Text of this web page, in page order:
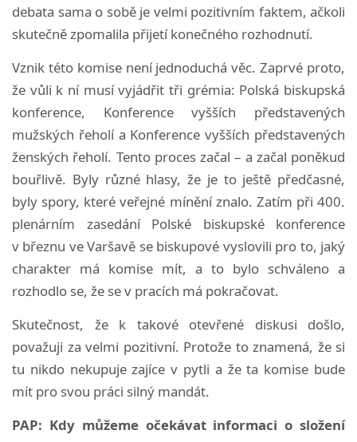
debata sama o sobě je velmi pozitivním faktem, ačkoli
skutečně zpomalila přijetí konečného rozhodnutí.
Vznik této komise není jednoduchá věc. Zaprvé proto,
že vůli k ní musí vyjádřit tři grémia: Polská biskupská
konference, Konference vyšších představených
mužských řeholí a Konference vyšších představených
ženských řeholí. Tento proces začal – a začal poněkud
bouřlivě. Byly různé hlasy, že je to ještě předčasné,
byly spory, které veřejné mínění znalo. Zatím při 400.
plenárním zasedání Polské biskupské konference
v březnu ve Varšavě se biskupové vyslovili pro to, jaký
charakter má komise mít, a to bylo schváleno a
rozhodlo se, že se v pracích má pokračovat.
Skutečnost, že k takové otevřené diskusi došlo,
považuji za velmi pozitivní. Protože to znamená, že si
tu nikdo nekupuje zajíce v pytli a že ta komise bude
mít pro svou práci silný mandát.
PAP: Kdy můžeme očekávat informaci o složení